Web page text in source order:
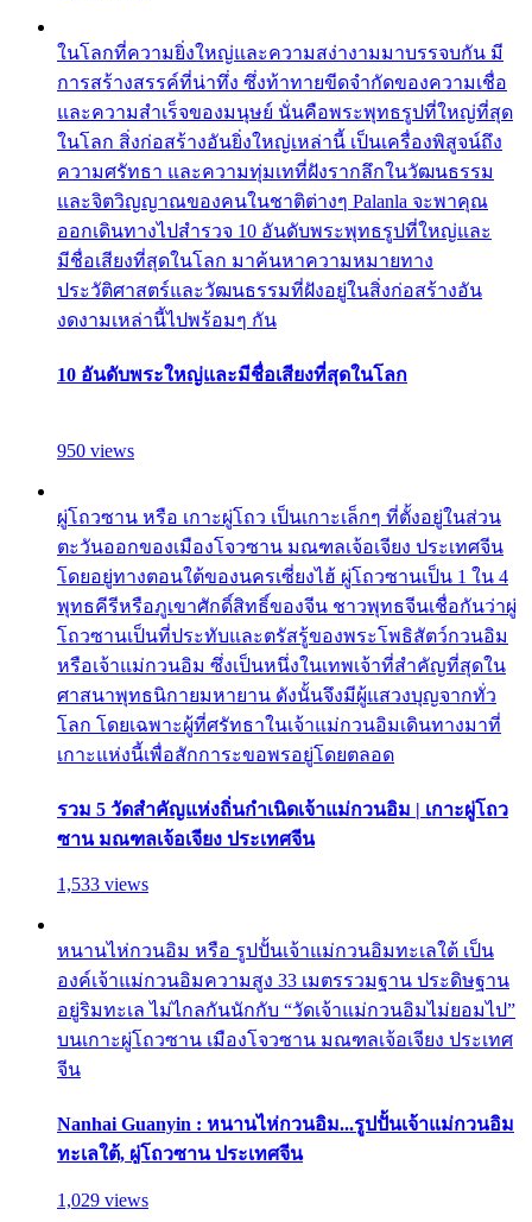
ในโลกที่ความยิ่งใหญ่และความสง่างามมาบรรจบกัน มี
การสร้างสรรค์ที่น่าทึ่ง ซึ่งท้าทายขีดจำกัดของความเชื่อ
และความสำเร็จของมนุษย์ นั่นคือพระพุทธรูปที่ใหญ่ที่สุด
ในโลก สิ่งก่อสร้างอันยิ่งใหญ่เหล่านี้ เป็นเครื่องพิสูจน์ถึง
ความศรัทธา และความทุ่มเทที่ฝังรากลึกในวัฒนธรรม
และจิตวิญญาณของคนในชาติต่างๆ Palanla จะพาคุณ
ออกเดินทางไปสำรวจ 10 อันดับพระพุทธรูปที่ใหญ่และ
มีชื่อเสียงที่สุดในโลก มาค้นหาความหมายทาง
ประวัติศาสตร์และวัฒนธรรมที่ฝังอยู่ในสิ่งก่อสร้างอัน
งดงามเหล่านี้ไปพร้อมๆ กัน
10 อันดับพระใหญ่และมีชื่อเสียงที่สุดในโลก
950 views
ผู่โถวซาน หรือ เกาะผู่โถว เป็นเกาะเล็กๆ ที่ตั้งอยู่ในส่วน
ตะวันออกของเมืองโจวซาน มณฑลเจ้อเจียง ประเทศจีน
โดยอยู่ทางตอนใต้ของนครเซี่ยงไฮ้ ผู่โถวซานเป็น 1 ใน 4
พุทธคีรีหรือภูเขาศักดิ์สิทธิ์ของจีน ชาวพุทธจีนเชื่อกันว่าผู่
โถวซานเป็นที่ประทับและตรัสรู้ของพระโพธิสัตว์กวนอิม
หรือเจ้าแม่กวนอิม ซึ่งเป็นหนึ่งในเทพเจ้าที่สำคัญที่สุดใน
ศาสนาพุทธนิกายมหายาน ดังนั้นจึงมีผู้แสวงบุญจากทั่ว
โลก โดยเฉพาะผู้ที่ศรัทธาในเจ้าแม่กวนอิมเดินทางมาที่
เกาะแห่งนี้เพื่อสักการะขอพรอยู่โดยตลอด
รวม 5 วัดสำคัญแห่งถิ่นกำเนิดเจ้าแม่กวนอิม | เกาะผู่โถว
ซาน มณฑลเจ้อเจียง ประเทศจีน
1,533 views
หนานไห่กวนอิม หรือ รูปปั้นเจ้าแม่กวนอิมทะเลใต้ เป็น
องค์เจ้าแม่กวนอิมความสูง 33 เมตรรวมฐาน ประดิษฐาน
อยู่ริมทะเล ไม่ไกลกันนักกับ “วัดเจ้าแม่กวนอิมไม่ยอมไป”
บนเกาะผู่โถวซาน เมืองโจวซาน มณฑลเจ้อเจียง ประเทศ
จีน
Nanhai Guanyin : หนานไห่กวนอิม...รูปปั้นเจ้าแม่กวนอิม
ทะเลใต้, ผู่โถวซาน ประเทศจีน
1,029 views